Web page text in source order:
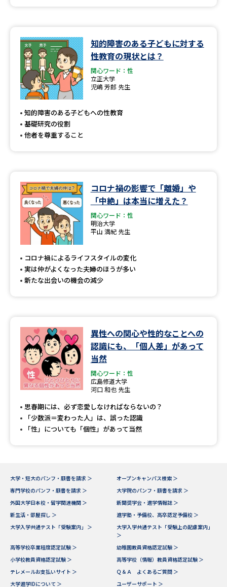
テレメール
お支払いサイト
個人情報取扱規定
特定商取引表記
テレメール進学カタログ
知的障害のある子どもに対する
性教育の現状とは？
関心ワード：性
立正大学
児嶋 芳郎 先生
知的障害のある子どもへの性教育
基礎研究の役割
他者を尊重すること
コロナ禍の影響で「離婚」や
「中絶」は本当に増えた？
関心ワード：性
明治大学
平山 満紀 先生
コロナ禍によるライフスタイルの変化
実は仲がよくなった夫婦のほうが多い
新たな出会いの機会の減少
異性への関心や性的なことへの
認識にも、「個人差」があって
当然
関心ワード：性
広島修道大学
河口 和也 先生
思春期には、必ず恋愛しなければならないの？
「少数派＝変わった人」は、誤った認識
「性」についても「個性」があって当然
大学・短大のパンフ・願書を請求 ＞
オープンキャンパス検索 ＞
専門学校のパンフ・願書を請求 ＞
大学院のパンフ・願書を請求 ＞
外国大学日本校・留学関連機関 ＞
新聞奨学会・進学情報誌 ＞
新生活・部屋探し ＞
進学塾・予備校、高卒認定予備校 ＞
大学入学共通テスト「受験案内」 ＞
大学入学共通テスト「受験上の配慮案内」
＞
高等学校卒業程度認定試験 ＞
幼稚園教員資格認定試験 ＞
小学校教員資格認定試験 ＞
高等学校（情報）教員資格認定試験 ＞
テレメールお支払いサイト ＞
Ｑ＆Ａ よくあるご質問 ＞
大学進学IDについて ＞
ユーザーサポート ＞